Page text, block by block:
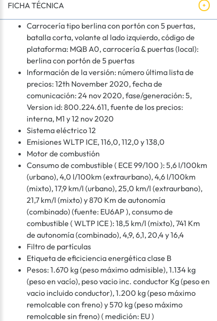
FICHA TÉCNICA
Carrocería tipo berlina con portón con 5 puertas,
batalla corta, volante al lado izquierdo, código de
plataforma: MQB A0, carrocería & puertas (local):
berlina con portón de 5 puertas
Información de la versión: número última lista de
precios: 12th November 2020, fecha de
comunicación: 24 nov 2020, fase/generación: 5,
Version id: 800.224.611, fuente de los precios:
interna, M1 y 12 nov 2020
Sistema eléctrico 12
Emisiones WLTP ICE, 116,0, 112,0 y 138,0
Motor de combustión
Consumo de combustible ( ECE 99/100 ): 5,6 l/100km
(urbano), 4,0 l/100km (extraurbano), 4,6 l/100km
(mixto), 17,9 km/l (urbano), 25,0 km/l (extraurbano),
21,7 km/l (mixto) y 870 Km de autonomía
(combinado) (fuente: EU6AP ), consumo de
combustible ( WLTP ICE ): 18,5 km/l (mixto), 741 Km
de autonomía (combinado), 4,9, 6,1, 20,4 y 16,4
Filtro de partículas
Etiqueta de eficiciencia energética clase B
Pesos: 1.670 kg (peso máximo admisible), 1.134 kg
(peso en vacío), peso vacio inc. conductor Kg (peso en
vacio incluido conductor), 1.200 kg (peso máximo
remolcable con freno) y 570 kg (peso máximo
remolcable sin freno) ( medición: EU )